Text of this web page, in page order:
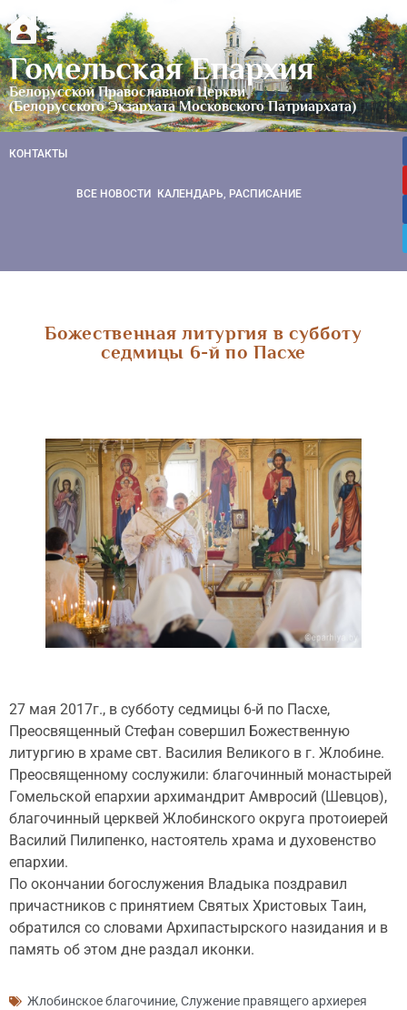
Гомельская Епархия
Белорусской Православной Церкви
(Белорусского Экзархата Московского Патриархата)
КОНТАКТЫ
ВСЕ НОВОСТИ КАЛЕНДАРЬ, РАСПИСАНИЕ
Божественная литургия в субботу
седмицы 6-й по Пасхе
27 мая 2017г., в субботу седмицы 6-й по Пасхе,
Преосвященный Стефан совершил Божественную
литургию в храме свт. Василия Великого в г. Жлобине.
Преосвященному сослужили: благочинный монастырей
Гомельской епархии архимандрит Амвросий (Шевцов),
благочинный церквей Жлобинского округа протоиерей
Василий Пилипенко, настоятель храма и духовенство
епархии.
По окончании богослужения Владыка поздравил
причастников с принятием Святых Христовых Таин,
обратился со словами Архипастырского назидания и в
память об этом дне раздал иконки.
Жлобинское благочиние, Служение правящего архиерея